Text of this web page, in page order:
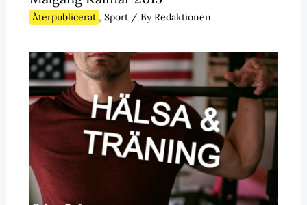
Återpublicerat , Sport/ ByRedaktionen